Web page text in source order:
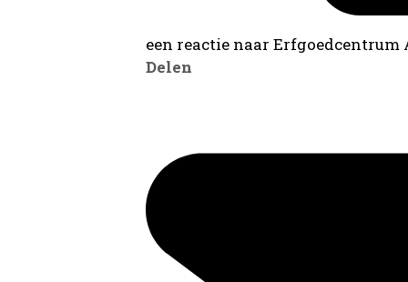
een reactie naar
Delen